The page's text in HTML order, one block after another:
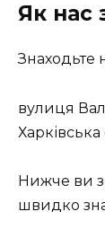
Як нас
Знаходьте
вулиця
Харківська
Нижче ви
швидко